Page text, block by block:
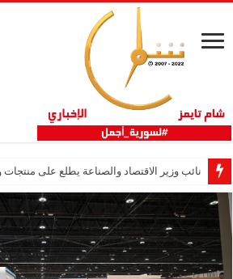
نائب وزير الاقتصاد والصناعة يطلع على منتجات